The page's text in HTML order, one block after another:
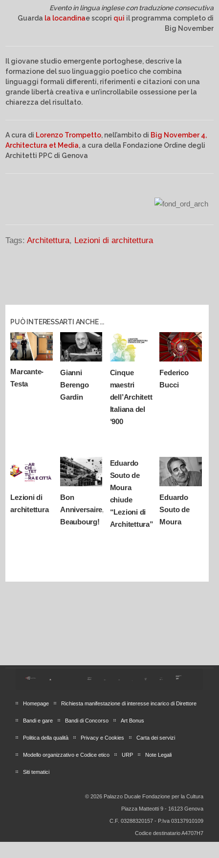
Evento in lingua inglese con traduzione consecutiva
Guarda la locandinae scopri qui il programma completo di
Big November
Il giovane studio emergente portoghese, descrive la
formazione del suo linguaggio poetico che combina
linguaggi formali differenti, riferimenti e citazioni con una
grande libertà creativa e un’incrollabile ossessione per la
chiarezza del risultato.
A cura di Lorenzo Trompetto, nell’ambito di Big November 4,
Architectura et Media, a cura della Fondazione Ordine degli
Architetti PPC di Genova
Tags:Architettura, Lezioni di architettura
PUÒ INTERESSARTI ANCHE ...
Marcante-
Testa
Gianni
Berengo
Gardin
Cinque
maestri
dell’Architettura
Italiana del
‘900
Federico
Bucci
Lezioni di
architettura
Bon
Anniversaire,
Beaubourg!
Eduardo
Souto de
Moura
chiude
“Lezioni di
Architettura”
Eduardo
Souto de
Moura
Homepage Richiesta manifestazione di interesse incarico di Direttore
Bandi e gare Bandi di Concorso Art Bonus
Politica della qualità Privacy e Cookies Carta dei servizi
Modello organizzativo e Codice etico URP Note Legali
Siti tematici
© 2026 Palazzo Ducale Fondazione per la Cultura
Piazza Matteotti 9 - 16123 Genova
C.F. 03288320157 - P.Iva 03137910109
Codice destinatario A4707H7